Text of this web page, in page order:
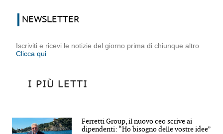
NEWSLETTER
Iscriviti e ricevi le notizie del giorno prima di chiunque altro
Clicca qui
I PIÙ LETTI
Ferretti Group, il nuovo ceo scrive ai
dipendenti: “Ho bisogno delle vostre idee”